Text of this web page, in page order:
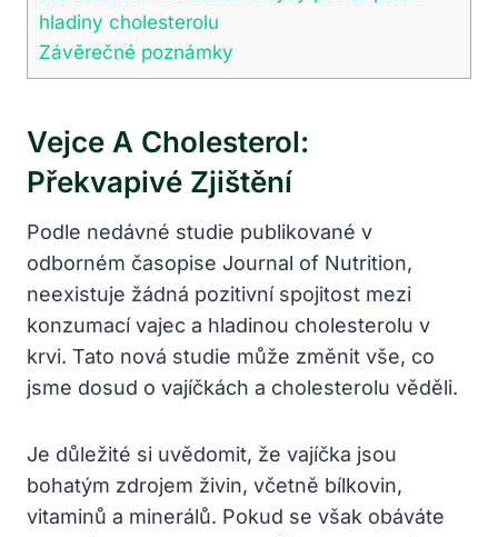
hladiny cholesterolu
Závěrečné poznámky
Vejce A Cholesterol:
Překvapivé Zjištění
Podle nedávné studie publikované v
odborném časopise Journal of Nutrition,
neexistuje žádná pozitivní spojitost mezi
konzumací vajec a hladinou cholesterolu v
krvi. Tato nová studie může změnit vše, co
jsme dosud o vajíčkách a cholesterolu věděli.
Je důležité si uvědomit, že vajíčka jsou
bohatým zdrojem živin, včetně bílkovin,
vitaminů a minerálů. Pokud se však obáváte